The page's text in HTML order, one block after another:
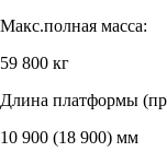
Макс.полная масса:
59 800 кг
Длина платформы
10 900 (18 900) мм